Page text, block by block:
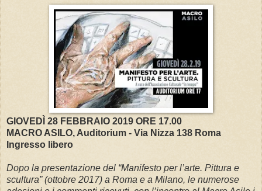
GIOVEDÌ 28 FEBBRAIO 2019 ORE 17.00
MACRO ASILO, Auditorium - Via Nizza 138 Roma
Ingresso libero
Dopo la presentazione del “Manifesto per l’arte. Pittura e
scultura” (ottobre 2017) a Roma e a Milano, le numerose